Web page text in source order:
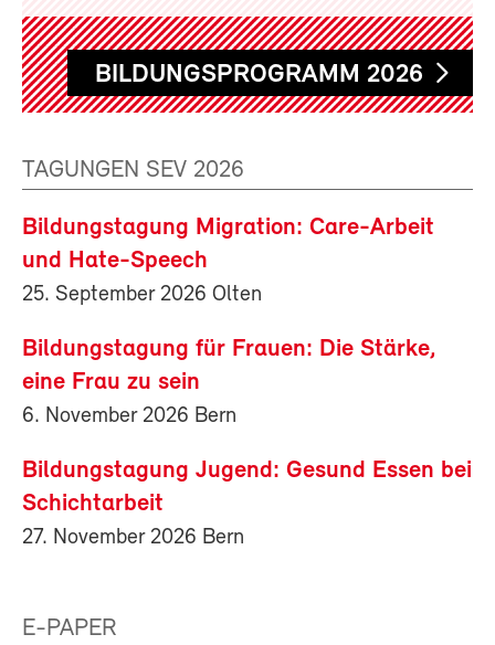
BILDUNGSPROGRAMM 2026
TAGUNGEN SEV 2026
Bildungstagung Migration: Care-Arbeit
und Hate-Speech
25. September 2026 Olten
Bildungstagung für Frauen: Die Stärke,
eine Frau zu sein
6. November 2026 Bern
Bildungstagung Jugend: Gesund Essen bei
Schichtarbeit
27. November 2026 Bern
E-PAPER